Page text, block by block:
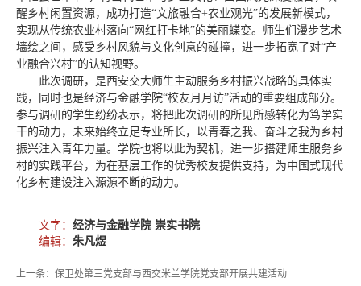
醒乡村闲置资源，成功打造“文旅融合+农业观光”的发展新模式，
实现从传统农业村落向“网红打卡地”的美丽蝶变。师生们漫步艺术
墙绘之间，感受乡村风貌与文化创意的碰撞，进一步拓宽了对“产
业融合兴村”的认知视野。
此次调研，是西安交大师生主动服务乡村振兴战略的具体实
践，同时也是经济与金融学院“校友月月访”活动的重要组成部分。
参与调研的学生纷纷表示，将把此次调研的所见所感转化为笃学实
干的动力，未来始终立足专业所长，以青春之我、奋斗之我为乡村
振兴注入青年力量。学院也将以此为契机，进一步搭建师生服务乡
村的实践平台，为在基层工作的优秀校友提供支持，为中国式现代
化乡村建设注入源源不断的动力。
文字： 经济与金融学院 崇实书院
编辑： 朱凡煜
上一条：保卫处第三党支部与西交米兰学院党支部开展共建活动